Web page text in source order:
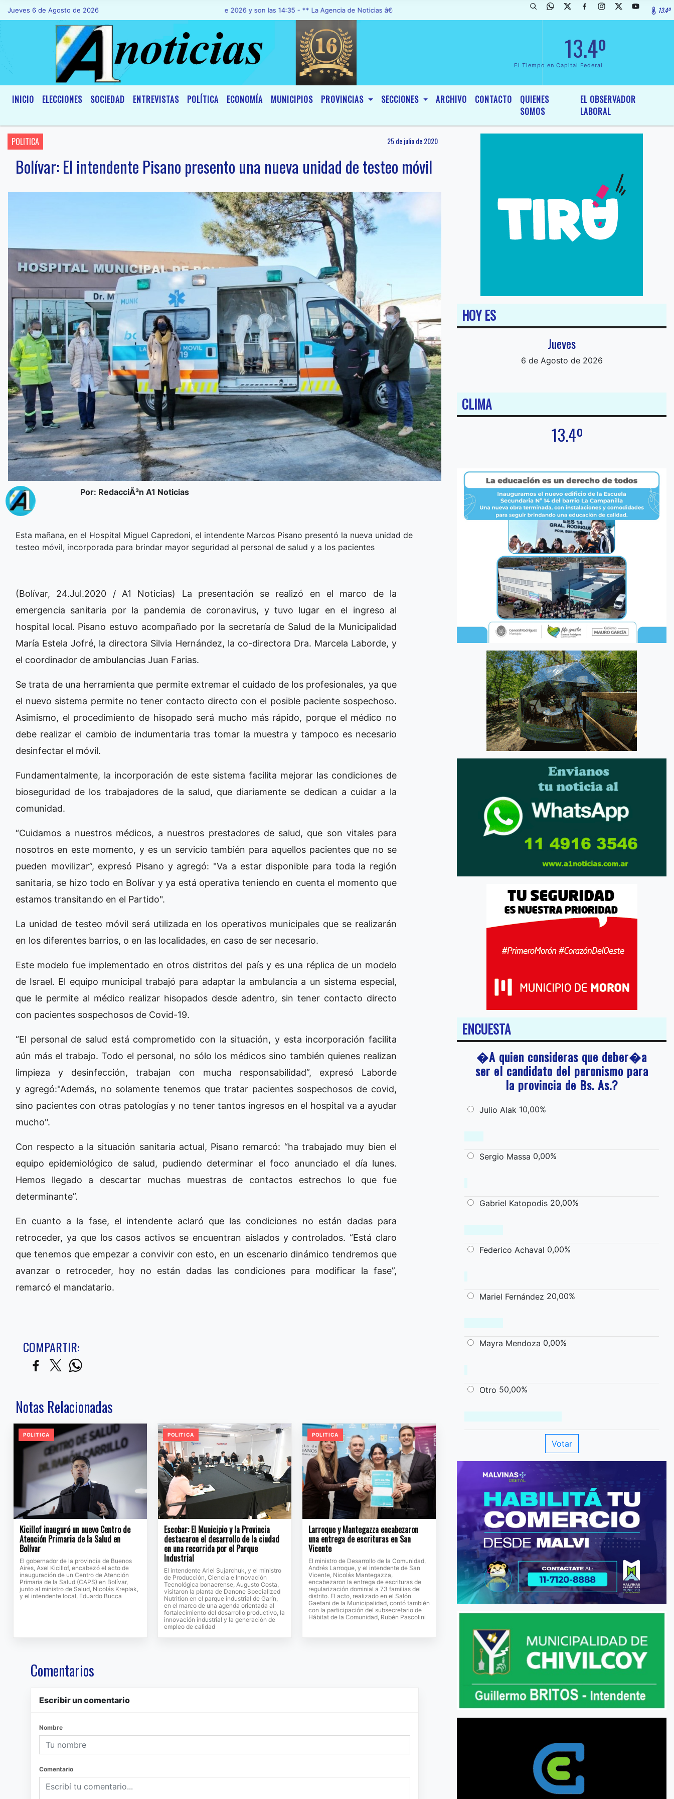
Jueves 6 de Agosto de 2026 Hoy es Jueves 6 de Agosto de 2026 y son las 14:35 - ** La Agencia de Noticias â€œA1 Noticiasâ€, fue declarada de InterÃ©s General y Legislativo, por Ordenanza NÂº 6236/19 del
13.4º
13.4º
El Tiempo en Capital Federal
INICIO ELECCIONES SOCIEDAD ENTREVISTAS POLÍTICA ECONOMÍA MUNICIPIOS PROVINCIAS SECCIONES ARCHIVO CONTACTO
QUIENES
SOMOS
EL OBSERVADOR
LABORAL
POLITICA 25 de julio de 2020
Bolívar: El intendente Pisano presento una nueva unidad de testeo móvil
Por: RedacciÃ³n A1 Noticias
Esta mañana, en el Hospital Miguel Capredoni, el intendente Marcos Pisano presentó la nueva unidad de
testeo móvil, incorporada para brindar mayor seguridad al personal de salud y a los pacientes
(Bolívar, 24.Jul.2020 / A1 Noticias) La presentación se realizó en el marco de la
emergencia sanitaria por la pandemia de coronavirus, y tuvo lugar en el ingreso al
hospital local. Pisano estuvo acompañado por la secretaría de Salud de la Municipalidad
María Estela Jofré, la directora Silvia Hernández, la co-directora Dra. Marcela Laborde, y
el coordinador de ambulancias Juan Farias.
Se trata de una herramienta que permite extremar el cuidado de los profesionales, ya que
el nuevo sistema permite no tener contacto directo con el posible paciente sospechoso.
Asimismo, el procedimiento de hisopado será mucho más rápido, porque el médico no
debe realizar el cambio de indumentaria tras tomar la muestra y tampoco es necesario
desinfectar el móvil.
Fundamentalmente, la incorporación de este sistema facilita mejorar las condiciones de
bioseguridad de los trabajadores de la salud, que diariamente se dedican a cuidar a la
comunidad.
“Cuidamos a nuestros médicos, a nuestros prestadores de salud, que son vitales para
nosotros en este momento, y es un servicio también para aquellos pacientes que no se
pueden movilizar”, expresó Pisano y agregó: "Va a estar disponible para toda la región
sanitaria, se hizo todo en Bolívar y ya está operativa teniendo en cuenta el momento que
estamos transitando en el Partido".
La unidad de testeo móvil será utilizada en los operativos municipales que se realizarán
en los diferentes barrios, o en las localidades, en caso de ser necesario.
Este modelo fue implementado en otros distritos del país y es una réplica de un modelo
de Israel. El equipo municipal trabajó para adaptar la ambulancia a un sistema especial,
que le permite al médico realizar hisopados desde adentro, sin tener contacto directo
con pacientes sospechosos de Covid-19.
“El personal de salud está comprometido con la situación, y esta incorporación facilita
aún más el trabajo. Todo el personal, no sólo los médicos sino también quienes realizan
limpieza y desinfección, trabajan con mucha responsabilidad”, expresó Laborde
y agregó:"Además, no solamente tenemos que tratar pacientes sospechosos de covid,
sino pacientes con otras patologías y no tener tantos ingresos en el hospital va a ayudar
mucho".
Con respecto a la situación sanitaria actual, Pisano remarcó: “ha trabajado muy bien el
equipo epidemiológico de salud, pudiendo determinar el foco anunciado el día lunes.
Hemos llegado a descartar muchas muestras de contactos estrechos lo que fue
determinante”.
En cuanto a la fase, el intendente aclaró que las condiciones no están dadas para
retroceder, ya que los casos activos se encuentran aislados y controlados. “Está claro
que tenemos que empezar a convivir con esto, en un escenario dinámico tendremos que
avanzar o retroceder, hoy no están dadas las condiciones para modificar la fase”,
remarcó el mandatario.
COMPARTIR:
Notas Relacionadas
POLITICA
Kicillof inauguró un nuevo Centro de
Atención Primaria de la Salud en
Bolívar
El gobernador de la provincia de Buenos
Aires, Axel Kicillof, encabezó el acto de
inauguración de un Centro de Atención
Primaria de la Salud (CAPS) en Bolívar,
junto al ministro de Salud, Nicolás Kreplak,
y el intendente local, Eduardo Bucca
POLITICA
Escobar: El Municipio y la Provincia
destacaron el desarrollo de la ciudad
en una recorrida por el Parque
Industrial
El intendente Ariel Sujarchuk, y el ministro
de Producción, Ciencia e Innovación
Tecnológica bonaerense, Augusto Costa,
visitaron la planta de Danone Specialized
Nutrition en el parque industrial de Garín,
en el marco de una agenda orientada al
fortalecimiento del desarrollo productivo, la
innovación industrial y la generación de
empleo de calidad
POLITICA
Larroque y Mantegazza encabezaron
una entrega de escrituras en San
Vicente
El ministro de Desarrollo de la Comunidad,
Andrés Larroque, y el intendente de San
Vicente, Nicolás Mantegazza,
encabezaron la entrega de escrituras de
regularización dominial a 73 familias del
distrito. El acto, realizado en el Salón
Gaetani de la Municipalidad, contó también
con la participación del subsecretario de
Hábitat de la Comunidad, Rubén Pascolini
Comentarios
Escribir un comentario
Nombre
Comentario
HOY ES
Jueves
6 de Agosto de 2026
CLIMA
13.4º
ENCUESTA
�A quien consideras que deber�a
ser el candidato del peronismo para
la provincia de Bs. As.?
Julio Alak 10,00%
Sergio Massa 0,00%
Gabriel Katopodis 20,00%
Federico Achaval 0,00%
Mariel Fernández 20,00%
Mayra Mendoza 0,00%
Otro 50,00%